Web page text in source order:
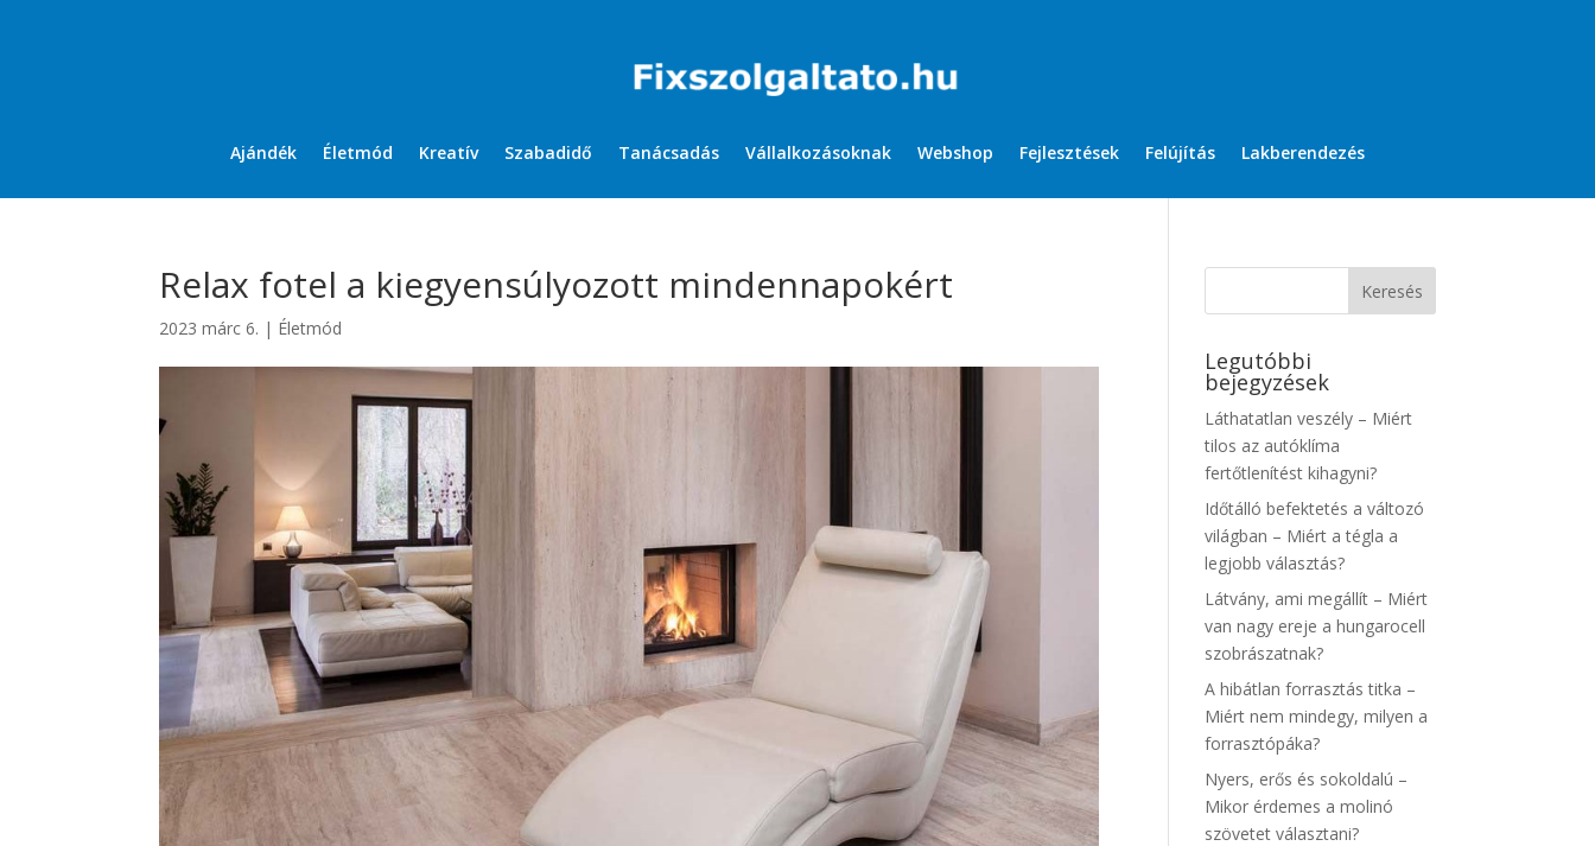
Ajándék Életmód Kreatív Szabadidő Tanácsadás Vállalkozásoknak Webshop Fejlesztések Felújítás Lakberendezés
Relax fotel a kiegyensúlyozott mindennapokért
2023 márc 6. | Életmód
Legutóbbi
bejegyzések
Láthatatlan veszély – Miért
tilos az autóklíma
fertőtlenítést kihagyni?
Időtálló befektetés a változó
világban – Miért a tégla a
legjobb választás?
Látvány, ami megállít – Miért
van nagy ereje a hungarocell
szobrászatnak?
A hibátlan forrasztás titka –
Miért nem mindegy, milyen a
forrasztópáka?
Nyers, erős és sokoldalú –
Mikor érdemes a molinó
szövetet választani?